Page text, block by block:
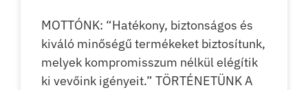
MOTTÓNK: “Hatékony, biztonságos és
kiváló minőségű termékeket biztosítunk,
melyek kompromisszum nélkül elégítik
ki vevőink igényeit.” TÖRTÉNETÜNK A